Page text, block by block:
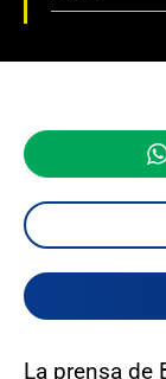
La prensa de